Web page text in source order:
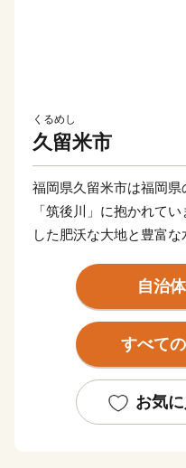
くるめし
久留米市
福岡県久留米市は福岡
「筑後川」に抱かれて
した肥沃な大地と豊富
また、明治以降は県南
のシューズメーカーと
「ムーンスター」、世
トン」を中心としたゴ
その発展の過程で形成
者の胃袋を支えるとと
自治
すべて
お気